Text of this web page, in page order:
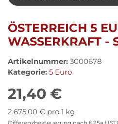
ÖSTERREICH 5
WASSERKRAFT -
Artikelnummer: 3000678
Kategorie: 5 Euro
21,40 €
2.675,00 € pro 1 kg